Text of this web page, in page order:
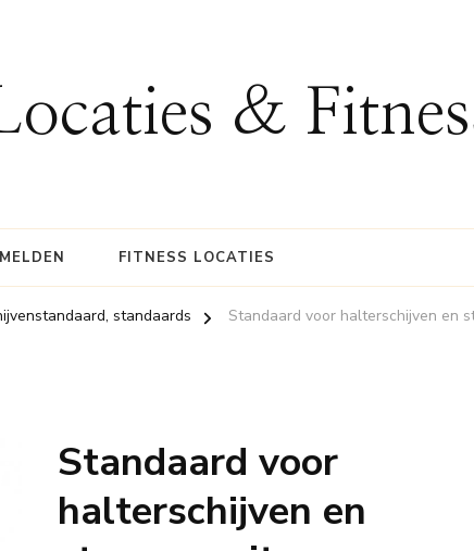
&
FITNESS LOCATIES
standaards Standaard voor halterschijven en
Standaard voor
halterschijven en